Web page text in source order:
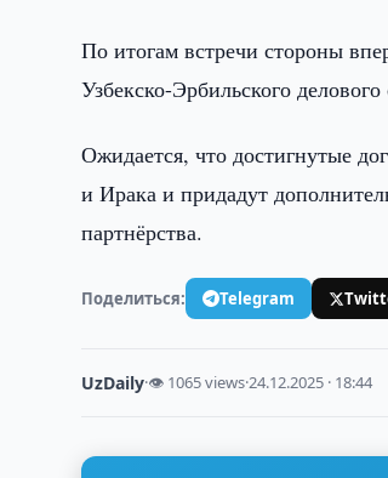
По итогам встречи стороны
Узбекско-Эрбильского делового
Ожидается, что достигнутые
и Ирака и придадут
партнёрства.
Поделиться: Telegram
UzDaily·👁 1065 views·24.12.2025 · 18:44